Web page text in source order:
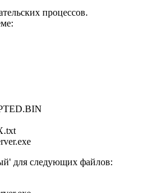
процессов.
для следующих файлов: